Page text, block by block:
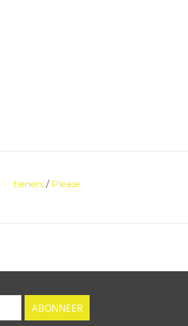
tieners / Please
ABONNEER